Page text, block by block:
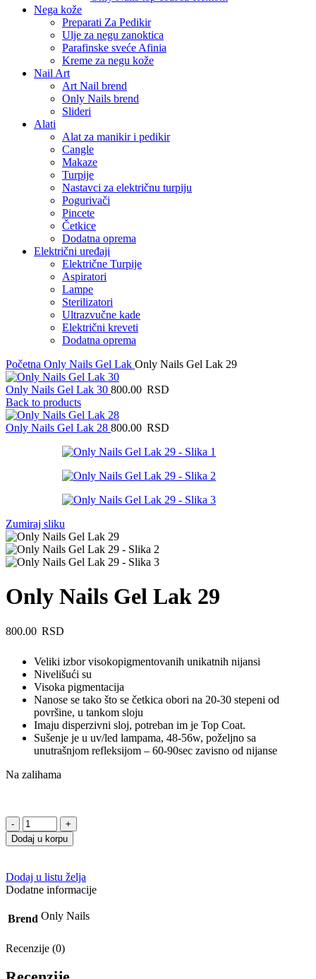
Nega kože
Preparati Za Pedikir
Ulje za negu zanoktica
Parafinske sveće Afinia
Kreme za negu kože
Nail Art
Art Nail brend
Only Nails brend
Slideri
Alati
Alat za manikir i pedikir
Cangle
Makaze
Turpije
Nastavci za električnu turpiju
Pogurivači
Pincete
Četkice
Dodatna oprema
Električni uređaji
Električne Turpije
Aspiratori
Lampe
Sterilizatori
Ultrazvučne kade
Električni kreveti
Dodatna oprema
Početna Only Nails Gel Lak Only Nails Gel Lak 29
Only Nails Gel Lak 30 800.00 RSD
Back to products
Only Nails Gel Lak 28 800.00 RSD
Zumiraj sliku
Only Nails Gel Lak 29
800.00 RSD
Veliki izbor visokopigmentovanih unikatnih nijansi
Nivelišući su
Visoka pigmentacija
Nanose se tako što se četkica obori na 20-30 stepeni od
površine, u tankom sloju
Imaju disperzivni sloj, potreban im je Top Coat.
Sušenje je u uv/led lampama, 48-56w, poželjno sa
unutrašnjom refleksijom – 60-90sec zavisno od nijanse
Na zalihama
Dodaj u korpu
Dodaj u listu želja
Dodatne informacije
Brend Only Nails
Recenzije (0)